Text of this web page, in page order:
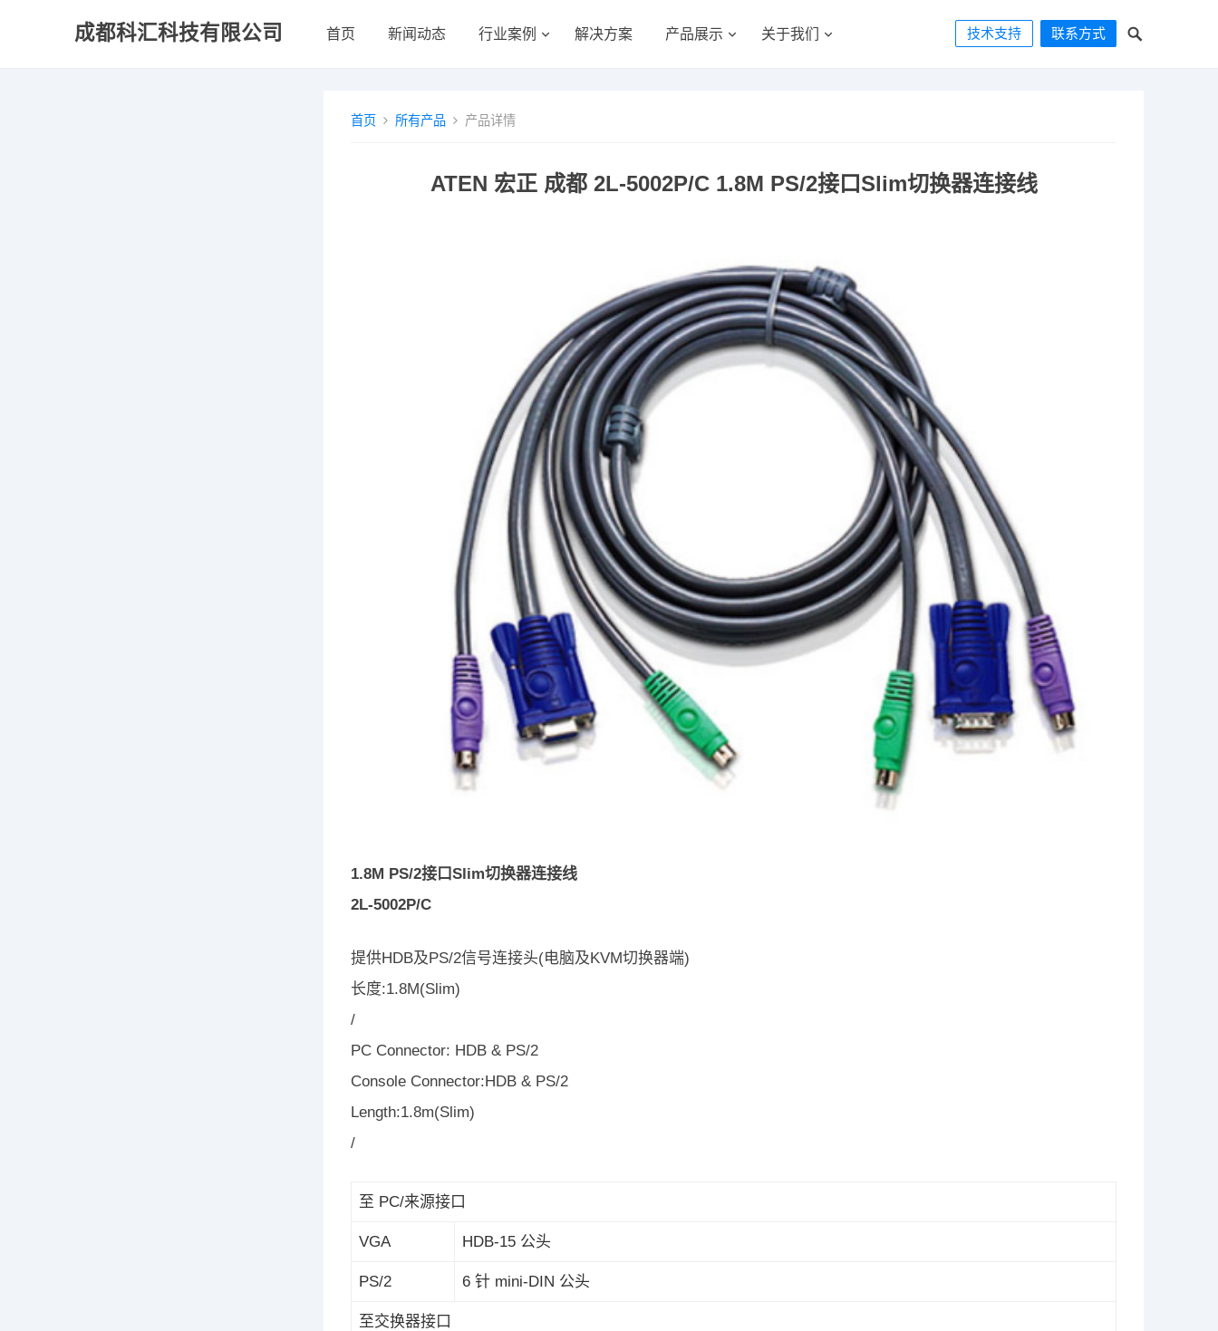
成都科汇科技有限公司 首页 新闻动态 行业案例 解决方案 产品展示 关于我们 技术支持 联系方式
首页 所有产品 产品详情
ATEN 宏正 成都 2L-5002P/C 1.8M PS/2接口Slim切换器连接线
1.8M PS/2接口Slim切换器连接线
2L-5002P/C
提供HDB及PS/2信号连接头(电脑及KVM切换器端)
长度:1.8M(Slim)
/
PC Connector: HDB & PS/2
Console Connector:HDB & PS/2
Length:1.8m(Slim)
/
至 PC/来源接口
VGA HDB-15 公头
PS/2 6 针 mini-DIN 公头
至交换器接口